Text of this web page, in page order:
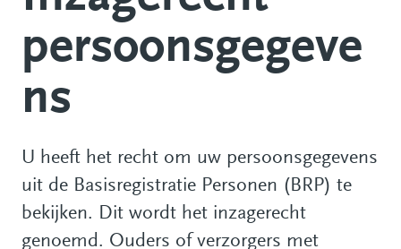
persoonsgegeve
ns
U heeft het recht om uw persoonsgegevens
uit de Basisregistratie Personen (BRP) te
bekijken. Dit wordt het inzagerecht
genoemd. Ouders of verzorgers met